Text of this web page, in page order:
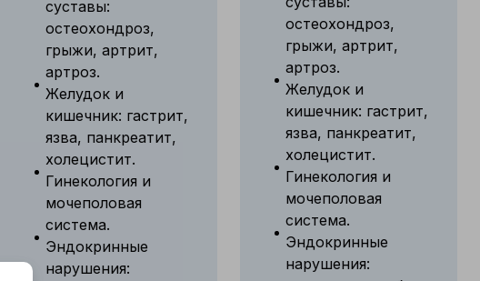
суставы:
остеохондроз,
грыжи, артрит,
артроз.
Желудок и
кишечник: гастрит,
язва, панкреатит,
холецистит.
Гинекология и
мочеполовая
система.
Эндокринные
нарушения:
остеохондроз,
грыжи, артрит,
артроз.
Желудок и
кишечник: гастрит,
язва, панкреатит,
холецистит.
Гинекология и
мочеполовая
система.
Эндокринные
нарушения: